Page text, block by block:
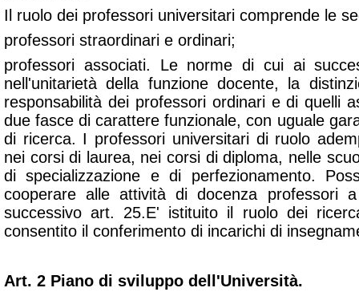
Il ruolo dei professori universitari comprende le
professori straordinari e ordinari;
professori associati. Le norme di cui ai
nell'unitarietà della funzione docente, la
responsabilità dei professori ordinari e di quelli
due fasce di carattere funzionale, con uguale
di ricerca. I professori universitari di ruolo
nei corsi di laurea, nei corsi di diploma, nelle
di specializzazione e di perfezionamento.
cooperare alle attività di docenza professori
successivo art. 25.E' istituito il ruolo dei
consentito il conferimento di incarichi di
Art. 2 Piano di sviluppo dell'Università.